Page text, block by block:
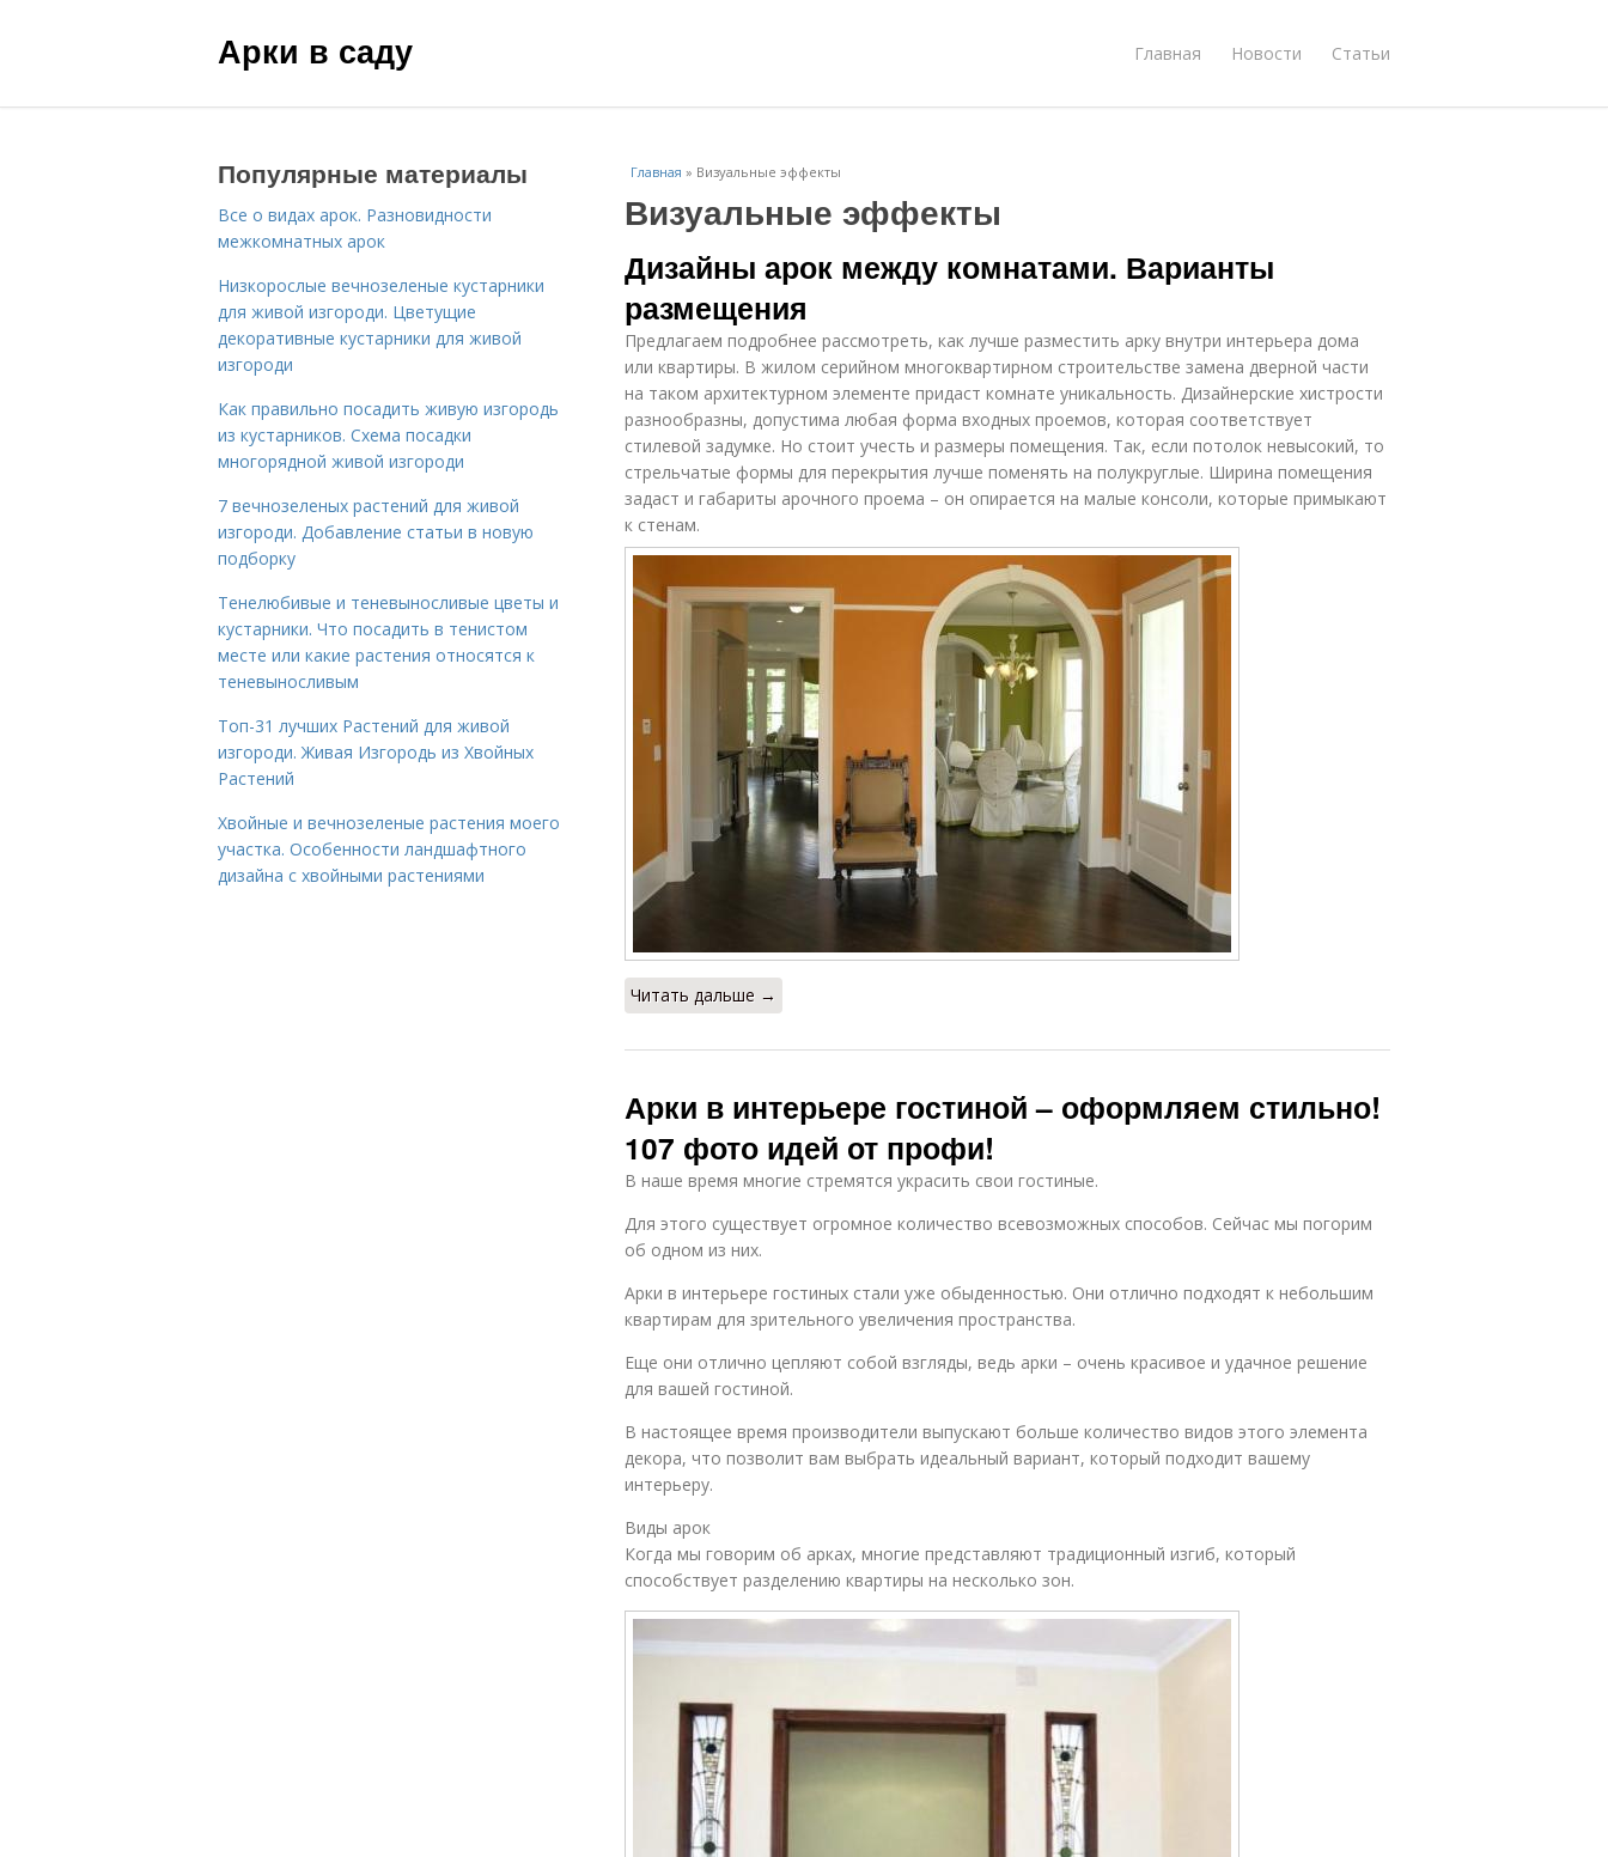
Арки в саду Главная Новости Статьи
Главная » Визуальные эффекты
Визуальные эффекты
Дизайны арок между комнатами. Варианты
размещения
Предлагаем подробнее рассмотреть, как лучше разместить арку внутри интерьера дома
или квартиры. В жилом серийном многоквартирном строительстве замена дверной части
на таком архитектурном элементе придаст комнате уникальность. Дизайнерские хистрости
разнообразны, допустима любая форма входных проемов, которая соответствует
стилевой задумке. Но стоит учесть и размеры помещения. Так, если потолок невысокий, то
стрельчатые формы для перекрытия лучше поменять на полукруглые. Ширина помещения
задаст и габариты арочного проема – он опирается на малые консоли, которые примыкают
к стенам.
Читать дальше →
Арки в интерьере гостиной – оформляем стильно!
107 фото идей от профи!
В наше время многие стремятся украсить свои гостиные.
Для этого существует огромное количество всевозможных способов. Сейчас мы погорим
об одном из них.
Арки в интерьере гостиных стали уже обыденностью. Они отлично подходят к небольшим
квартирам для зрительного увеличения пространства.
Еще они отлично цепляют собой взгляды, ведь арки – очень красивое и удачное решение
для вашей гостиной.
В настоящее время производители выпускают больше количество видов этого элемента
декора, что позволит вам выбрать идеальный вариант, который подходит вашему
интерьеру.
Виды арок
Когда мы говорим об арках, многие представляют традиционный изгиб, который
способствует разделению квартиры на несколько зон.
Популярные материалы
Все о видах арок. Разновидности
межкомнатных арок
Низкорослые вечнозеленые кустарники
для живой изгороди. Цветущие
декоративные кустарники для живой
изгороди
Как правильно посадить живую изгородь
из кустарников. Схема посадки
многорядной живой изгороди
7 вечнозеленых растений для живой
изгороди. Добавление статьи в новую
подборку
Тенелюбивые и теневыносливые цветы и
кустарники. Что посадить в тенистом
месте или какие растения относятся к
теневыносливым
Топ-31 лучших Растений для живой
изгороди. Живая Изгородь из Хвойных
Растений
Хвойные и вечнозеленые растения моего
участка. Особенности ландшафтного
дизайна с хвойными растениями